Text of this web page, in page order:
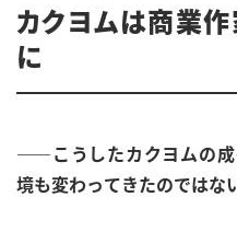
カクヨムは商業
に
——こうしたカクヨムの成
境も変わってきたのではな